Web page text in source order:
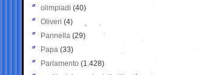
olimpiadi (40)
Oliveri (4)
Pannella (29)
Papa (33)
Parlamento (1.428)